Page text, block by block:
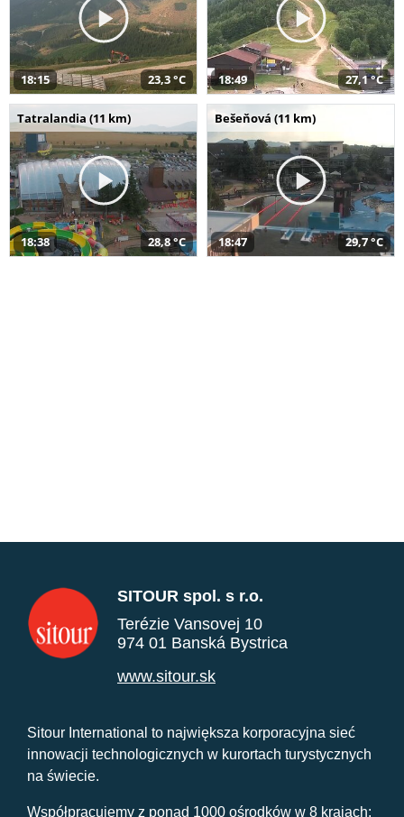
18:15 23,3 °C 18:49 27,1 °C
Tatralandia (11 km)
18:38 28,8 °C
Bešeňová (11 km)
18:47 29,7 °C
SITOUR spol. s r.o.
Terézie Vansovej 10
974 01 Banská Bystrica
www.sitour.sk
Sitour International to największa korporacyjna sieć
innowacji technologicznych w kurortach turystycznych
na świecie.
Współpracujemy z ponad 1000 ośrodków w 8 krajach: